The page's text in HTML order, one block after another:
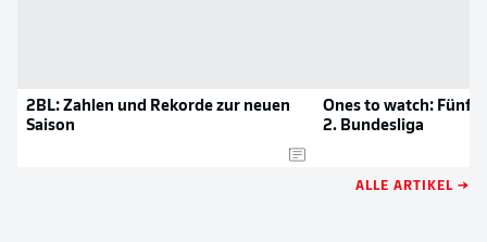
2BL: Zahlen und Rekorde zur neuen
Saison
Ones to watch: Fünf
2. Bundesliga
ALLE ARTIKEL →